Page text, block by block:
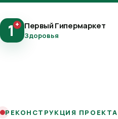
1+ Первый Гипермаркет
Здоровья
РЕКОНСТРУКЦИЯ ПРОЕКТА